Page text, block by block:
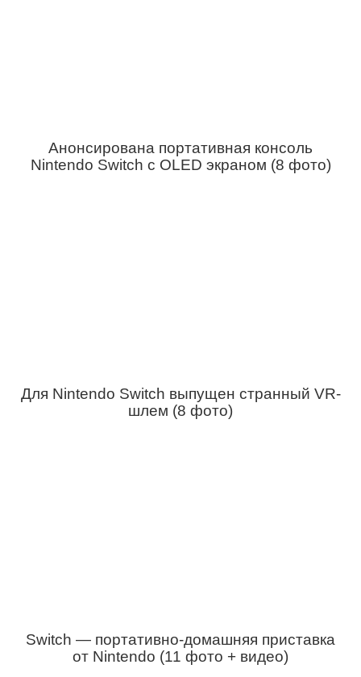
Анонсирована портативная консоль
Nintendo Switch с OLED экраном (8 фото)
Для Nintendo Switch выпущен странный VR-
шлем (8 фото)
Switch — портативно-домашняя приставка
от Nintendo (11 фото + видео)